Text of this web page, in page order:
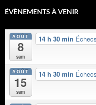
ÉVÈNEMENTS À VENIR
AOÛT
8
sam
14 h 30 min
AOÛT
15
sam
14 h 30 min